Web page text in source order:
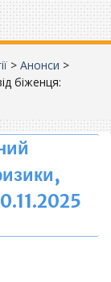
> Анонси >
біженця: